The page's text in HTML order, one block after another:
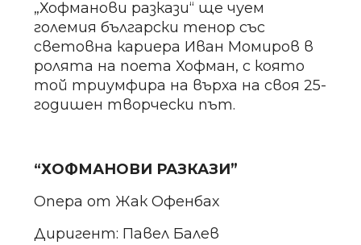
„Хофманови разкази“ ще чуем
големия български тенор със
световна кариера Иван Момиров в
ролята на поета Хофман, с която
той триумфира на върха на своя 25-
годишен творчески път.
“ХОФМАНОВИ РАЗКАЗИ”
Опера от Жак Офенбах
Диригент: Павел Балев